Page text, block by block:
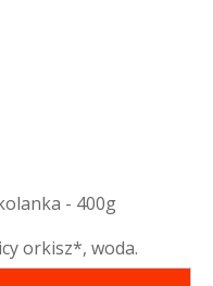
- 400g
orkisz*, woda.